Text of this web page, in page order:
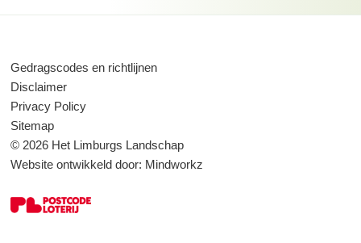
Gedragscodes en richtlijnen
Disclaimer
Privacy Policy
Sitemap
© 2026 Het Limburgs Landschap
Website ontwikkeld door: Mindworkz